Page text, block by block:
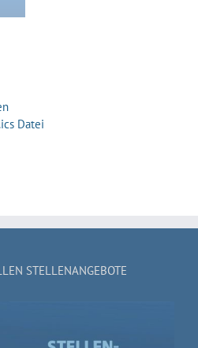
Datei
STELLENANGEBOTE